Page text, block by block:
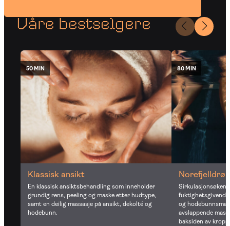
Våre bestselgere
50 MIN
Klassisk ansikt
En klassisk ansiktsbehandling som inneholder
grundig rens, peeling og maske etter hudtype,
samt en deilig massasje på ansikt, dekolté og
hodebunn.
80 MIN
og
avslappende
baksiden av